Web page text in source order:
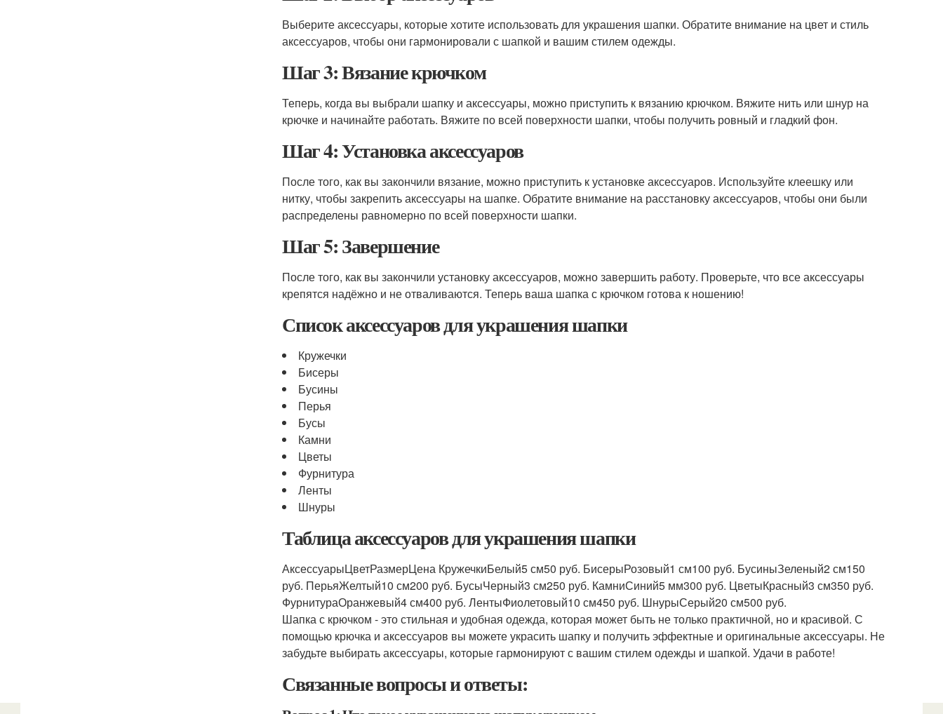
Выберите аксессуары, которые хотите использовать для украшения шапки. Обратите внимание на цвет и стиль
аксессуаров, чтобы они гармонировали с шапкой и вашим стилем одежды.
Шаг 3: Вязание крючком
Теперь, когда вы выбрали шапку и аксессуары, можно приступить к вязанию крючком. Вяжите нить или шнур на
крючке и начинайте работать. Вяжите по всей поверхности шапки, чтобы получить ровный и гладкий фон.
Шаг 4: Установка аксессуаров
После того, как вы закончили вязание, можно приступить к установке аксессуаров. Используйте клеешку или
нитку, чтобы закрепить аксессуары на шапке. Обратите внимание на расстановку аксессуаров, чтобы они были
распределены равномерно по всей поверхности шапки.
Шаг 5: Завершение
После того, как вы закончили установку аксессуаров, можно завершить работу. Проверьте, что все аксессуары
крепятся надёжно и не отваливаются. Теперь ваша шапка с крючком готова к ношению!
Список аксессуаров для украшения шапки
Кружечки
Бисеры
Бусины
Перья
Бусы
Камни
Цветы
Фурнитура
Ленты
Шнуры
Таблица аксессуаров для украшения шапки
АксессуарыЦветРазмерЦена КружечкиБелый5 см50 руб. БисерыРозовый1 см100 руб. БусиныЗеленый2 см150
руб. ПерьяЖелтый10 см200 руб. БусыЧерный3 см250 руб. КамниСиний5 мм300 руб. ЦветыКрасный3 см350 руб.
ФурнитураОранжевый4 см400 руб. ЛентыФиолетовый10 см450 руб. ШнурыСерый20 см500 руб.
Шапка с крючком - это стильная и удобная одежда, которая может быть не только практичной, но и красивой. С
помощью крючка и аксессуаров вы можете украсить шапку и получить эффектные и оригинальные аксессуары. Не
забудьте выбирать аксессуары, которые гармонируют с вашим стилем одежды и шапкой. Удачи в работе!
Связанные вопросы и ответы: